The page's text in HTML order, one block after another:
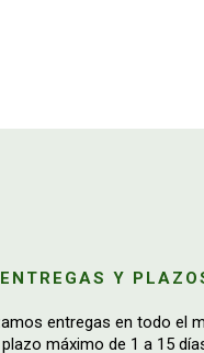
ENTREGAS Y
entregas en todo el
máximo de 1 a 15